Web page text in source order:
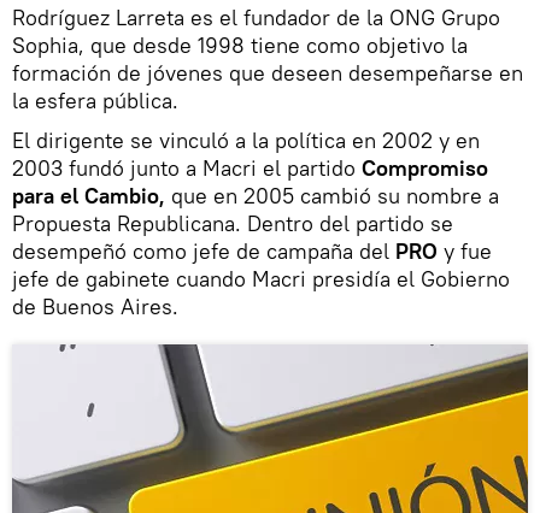
Rodríguez Larreta es el fundador de la ONG Grupo
Sophia, que desde 1998 tiene como objetivo la
formación de jóvenes que deseen desempeñarse en
la esfera pública.
El dirigente se vinculó a la política en 2002 y en
2003 fundó junto a Macri el partido Compromiso
para el Cambio, que en 2005 cambió su nombre a
Propuesta Republicana. Dentro del partido se
desempeñó como jefe de campaña del PRO y fue
jefe de gabinete cuando Macri presidía el Gobierno
de Buenos Aires.